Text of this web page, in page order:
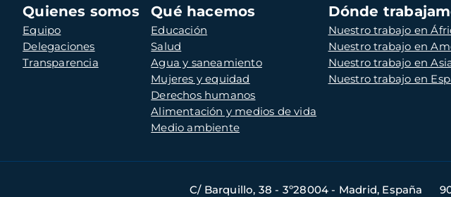
Navegación
principal
Quienes somos
Equipo
Delegaciones
Transparencia
Qué hacemos
Educación
Salud
Agua y saneamiento
Mujeres y equidad
Derechos humanos
Alimentación y medios de vida
Medio ambiente
Dónde
Nuestro trabajo en
Nuestro trabajo en
Nuestro trabajo en
Nuestro trabajo en
C/ Barquillo, 38 - 3º28004 - Madrid, España